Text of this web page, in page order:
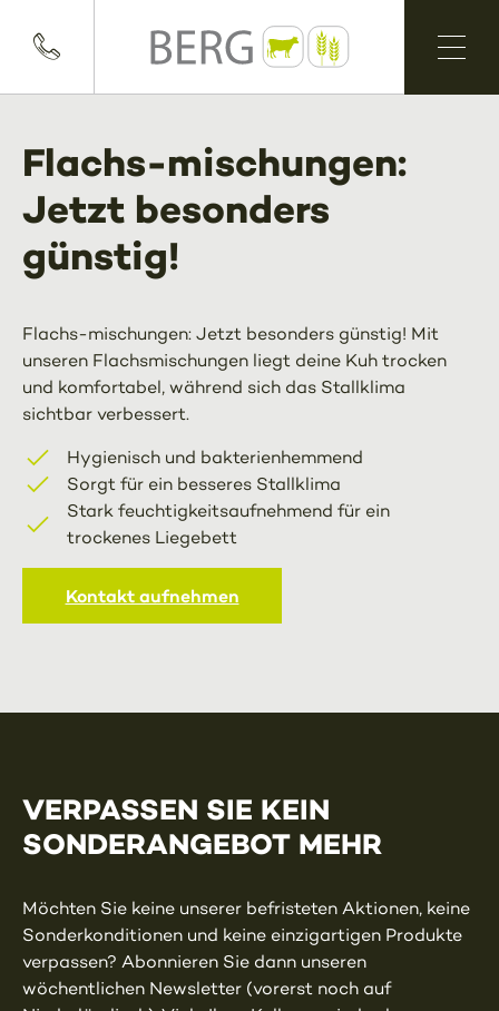
Flachs-mischungen:
Jetzt besonders
günstig!
Flachs-mischungen: Jetzt besonders günstig! Mit
unseren Flachsmischungen liegt deine Kuh trocken
und komfortabel, während sich das Stallklima
sichtbar verbessert.
Hygienisch und bakterienhemmend
Sorgt für ein besseres Stallklima
Stark feuchtigkeitsaufnehmend für ein
trockenes Liegebett
Kontakt aufnehmen
VERPASSEN SIE KEIN
SONDERANGEBOT MEHR
Möchten Sie keine unserer befristeten Aktionen, keine
Sonderkonditionen und keine einzigartigen Produkte
verpassen? Abonnieren Sie dann unseren
wöchentlichen Newsletter (vorerst noch auf